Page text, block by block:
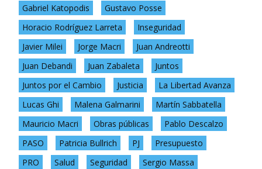
Gabriel Katopodis
Gustavo Posse
Horacio Rodríguez Larreta
Inseguridad
Javier Milei
Jorge Macri
Juan Andreotti
Juan Debandi
Juan Zabaleta
Juntos
Juntos por el Cambio
Justicia
La Libertad Avanza
Lucas Ghi
Malena Galmarini
Martín Sabbatella
Mauricio Macri
Obras públicas
Pablo Descalzo
PASO
Patricia Bullrich PJ
Presupuesto
PRO
Salud Seguridad
Sergio Massa